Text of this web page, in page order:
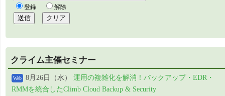
クライム主催セミナー
Web 8月26日（水） 運用の複雑化を解消！バックアップ・EDR・
RMMを統合したClimb Cloud Backup & Security